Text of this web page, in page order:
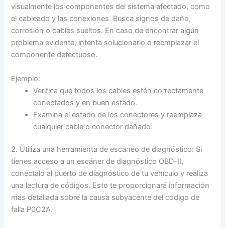
visualmente los componentes del sistema afectado, como
el cableado y las conexiones. Busca signos de daño,
corrosión o cables sueltos. En caso de encontrar algún
problema evidente, intenta solucionarlo o reemplazar el
componente defectuoso.
Ejemplo:
Verifica que todos los cables estén correctamente
conectados y en buen estado.
Examina el estado de los conectores y reemplaza
cualquier cable o conector dañado.
2. Utiliza una herramienta de escaneo de diagnóstico: Si
tienes acceso a un escáner de diagnóstico OBD-II,
conéctalo al puerto de diagnóstico de tu vehículo y realiza
una lectura de códigos. Esto te proporcionará información
más detallada sobre la causa subyacente del código de
falla P0C2A.